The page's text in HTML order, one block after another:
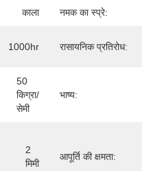
काला नमक का स्प्रे:
1000hr रासायनिक प्रतिरोध:
50
किग्रा/
सेमी
भाष्य:
2
मिमी
आपूर्ति की क्षमता: